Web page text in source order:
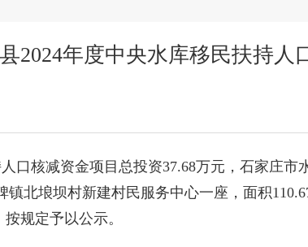
2024年度中央水库移民扶持人
核减资金项目总投资37.68万元，石家庄市
镇北埌坝村新建村民服务中心一座，面积
规定予以公示。